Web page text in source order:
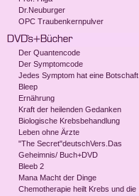
Dr.Neuburger
OPC Traubenkernpulver
Der Quantencode
Der Symptomcode
Jedes Symptom hat eine Botschaft
Bleep
Ernährung
Kraft der heilenden Gedanken
Biologische Krebsbehandlung
Leben ohne Ärzte
"The Secret"deutschVers.Das
Geheimnis/ Buch+DVD
Bleeb 2
Mana Macht der Dinge
Chemotherapie heilt Krebs und die